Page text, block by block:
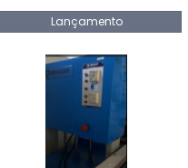
Lançamento